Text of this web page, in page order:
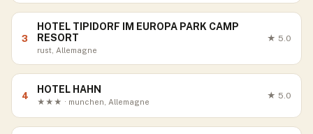
3
HOTEL TIPIDORF IM EUROPA PARK CAMP
RESORT
rust, Allemagne
★ 5.0
4
HOTEL HAHN
★★★ · munchen, Allemagne
★ 5.0